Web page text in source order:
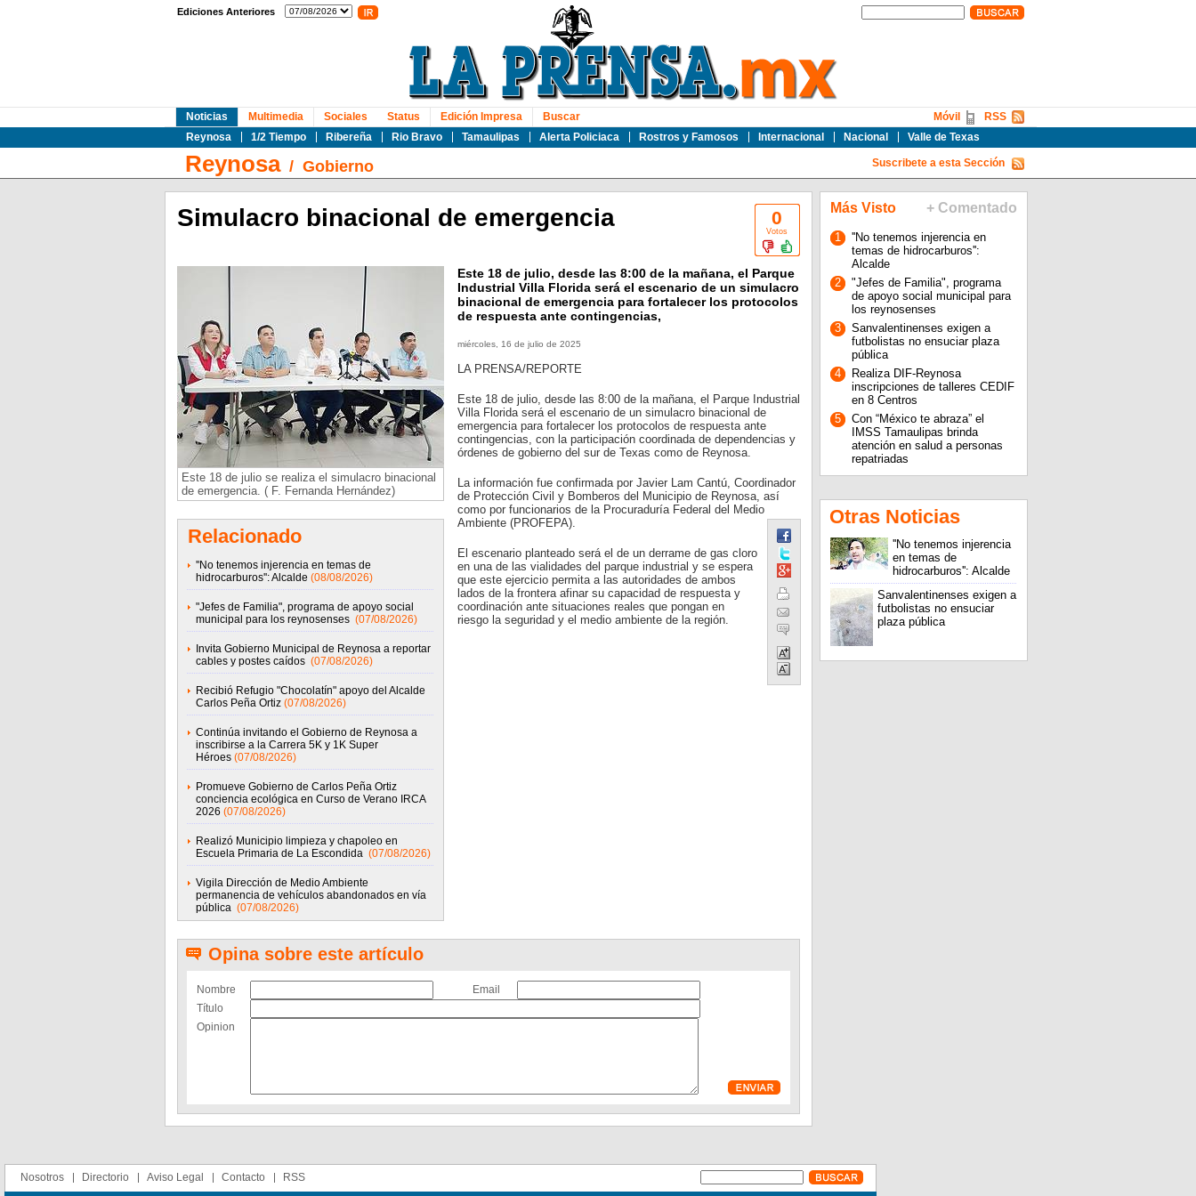
Ediciones Anteriores
Noticias
Reynosa
1/2 Tiempo Ribereña Rio Bravo Tamaulipas Alerta Policiaca Rostros y Famosos Internacional Nacional Valle de Texas
Multimedia Sociales Status Edición Impresa Buscar RSS
Móvil
Reynosa/ Gobierno Suscribete a esta Sección
0
Votos
Simulacro binacional de emergencia
Este 18 de julio se realiza el simulacro binacional
de emergencia. ( F. Fernanda Hernández)
Relacionado
''No tenemos injerencia en temas de
hidrocarburos'': Alcalde (08/08/2026)
"Jefes de Familia", programa de apoyo social
municipal para los reynosenses (07/08/2026)
Invita Gobierno Municipal de Reynosa a reportar
cables y postes caídos (07/08/2026)
Recibió Refugio "Chocolatín" apoyo del Alcalde
Carlos Peña Ortiz (07/08/2026)
Continúa invitando el Gobierno de Reynosa a
inscribirse a la Carrera 5K y 1K Super
Héroes (07/08/2026)
Promueve Gobierno de Carlos Peña Ortiz
conciencia ecológica en Curso de Verano IRCA
2026 (07/08/2026)
Realizó Municipio limpieza y chapoleo en
Escuela Primaria de La Escondida (07/08/2026)
Vigila Dirección de Medio Ambiente
permanencia de vehículos abandonados en vía
pública (07/08/2026)
Este 18 de julio, desde las 8:00 de la mañana, el Parque
Industrial Villa Florida será el escenario de un simulacro
binacional de emergencia para fortalecer los protocolos
de respuesta ante contingencias,
miércoles, 16 de julio de 2025
LA PRENSA/REPORTE
Este 18 de julio, desde las 8:00 de la mañana, el Parque Industrial
Villa Florida será el escenario de un simulacro binacional de
emergencia para fortalecer los protocolos de respuesta ante
contingencias, con la participación coordinada de dependencias y
órdenes de gobierno del sur de Texas como de Reynosa.
La información fue confirmada por Javier Lam Cantú, Coordinador
de Protección Civil y Bomberos del Municipio de Reynosa, así
como por funcionarios de la Procuraduría Federal del Medio
Ambiente (PROFEPA).
El escenario planteado será el de un derrame de gas cloro
en una de las vialidades del parque industrial y se espera
que este ejercicio permita a las autoridades de ambos
lados de la frontera afinar su capacidad de respuesta y
coordinación ante situaciones reales que pongan en
riesgo la seguridad y el medio ambiente de la región.
Opina sobre este artículo
Nombre
Email
Título
Opinion
Más Visto + Comentado
1
''No tenemos injerencia en
temas de hidrocarburos'':
Alcalde
2
"Jefes de Familia", programa
de apoyo social municipal para
los reynosenses
3
Sanvalentinenses exigen a
futbolistas no ensuciar plaza
pública
4
Realiza DIF-Reynosa
inscripciones de talleres CEDIF
en 8 Centros
5
Con “México te abraza” el
IMSS Tamaulipas brinda
atención en salud a personas
repatriadas
Otras Noticias
''No tenemos injerencia
en temas de
hidrocarburos'': Alcalde
Sanvalentinenses exigen a
futbolistas no ensuciar
plaza pública
Nosotros Directorio Aviso Legal Contacto RSS